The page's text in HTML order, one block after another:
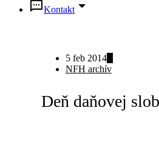
Kontakt
5 feb 2014
NFH archív
Deň daňovej